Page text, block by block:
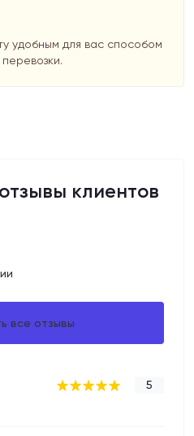
удобным для вас способом
клиентов
все отзывы
5